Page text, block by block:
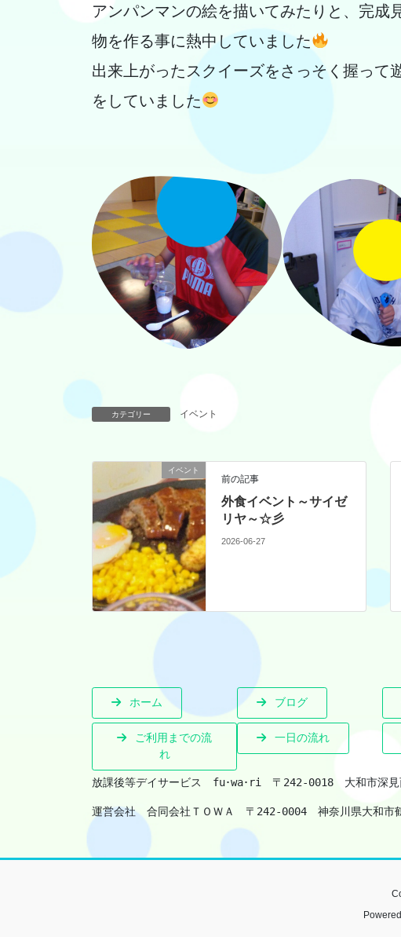
アンパンマンの絵を描いてみたりと、完成
物を作る事に熱中していました
出来上がったスクイーズをさっそく握って
をしていました
カテゴリー イベント
イベント
前の記事
外食イベント～サイゼ
リヤ～☆彡
2026-06-27
ホーム ブログ
ご利用までの流
れ
一日の流れ
放課後等デイサービス　fu･wa･ri 〒242-0018　大和市深
運営会社　合同会社ＴＯＷＡ 〒242-0004　神奈川県大和